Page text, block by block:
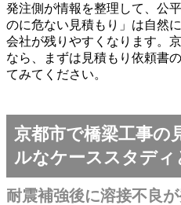
発注側が情報を整理して、公
のに危ない見積もり」は自然
会社が残りやすくなります。
なら、まずは見積もり依頼書
てみてください。
京都市で橋梁工事の
ルなケーススタディ
耐震補強後に溶接不良